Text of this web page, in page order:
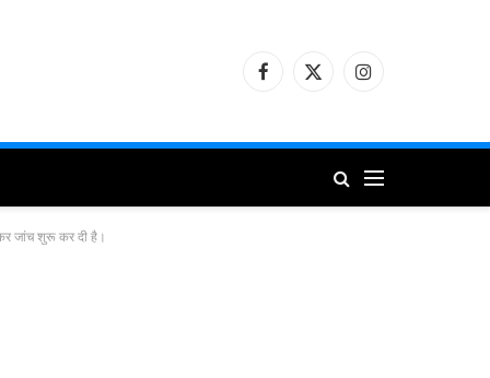
Facebook
X
Instagram
जांच शुरू कर दी है।